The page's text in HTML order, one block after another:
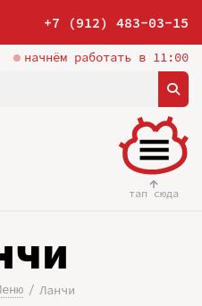
+7 (912) 483-03-15
начнём работать в 11:00
тап сюда
Ланчи